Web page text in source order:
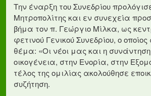
Την έναρξη του Συνεδρίου
Μητροπολίτης και εν συνεχεία
βήμα τον π. Γεώργιο Μίλκα, ως
φετινού Γενικού Συνεδρίου, ο
θέμα: «Οι νέοι μας και η
οικογένεια, στην Ενορία, στην
τέλος της ομιλίας ακολούθησε
συζήτηση.